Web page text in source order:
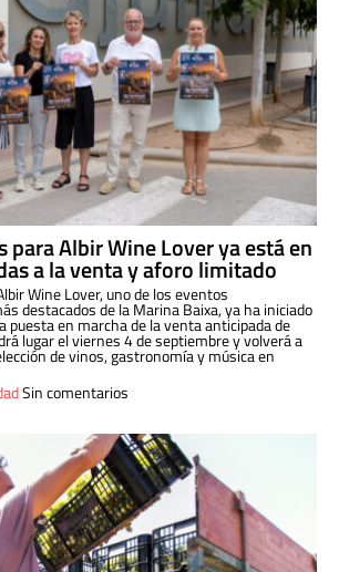
para Albir Wine Lover ya está en
a la venta y aforo limitado
Wine Lover, uno de los eventos
destacados de la Marina Baixa, ya ha iniciado
puesta en marcha de la venta anticipada de
lugar el viernes 4 de septiembre y volverá a
de vinos, gastronomía y música en
Sin comentarios